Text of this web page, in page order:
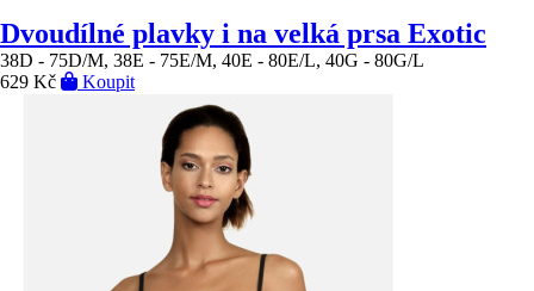
Dvoudílné plavky i na velká prsa Exotic
38D - 75D/M, 38E - 75E/M, 40E - 80E/L, 40G - 80G/L
629 Kč
Koupit